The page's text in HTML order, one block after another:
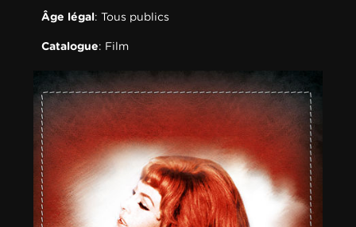
Âge légal: Tous publics
Catalogue: Film